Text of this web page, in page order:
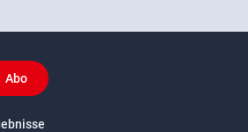
Abo
US-Sport